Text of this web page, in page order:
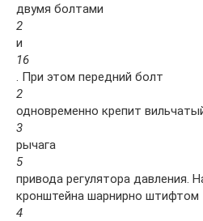
двумя болтами
2
и
16
. При этом передний болт
2
одновременно крепит
3
рычага
5
привода регулятора давления.
кронштейна шарнирно штифтом
4